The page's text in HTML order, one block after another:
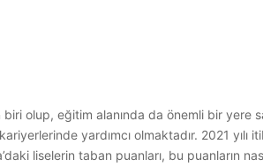
olup, eğitim alanında da önemli bir yere
yardımcı olmaktadır. 2021 yılı
liselerin taban puanları, bu puanların